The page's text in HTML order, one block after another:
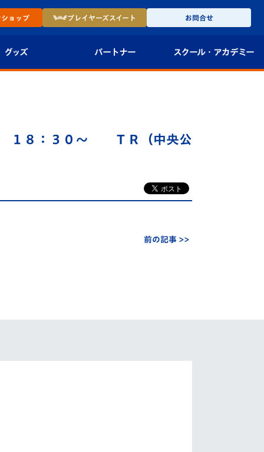
ショップ プレイヤーズスイート お問合せ
グッズ パートナー
法人限定 VIP BOX
スクール・ アカデミー
U-15
スクール
８：３０～ ＴＲ（中央公
前の記事 >>